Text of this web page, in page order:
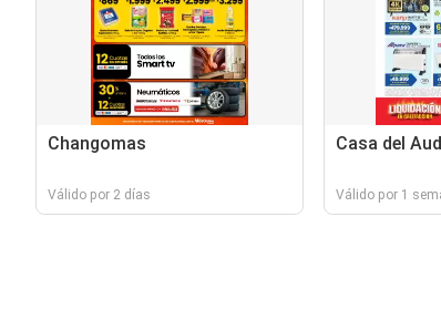
Changomas
Válido por 2 días
Casa del
Válido por 1